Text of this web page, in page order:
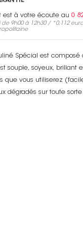
est à votre écoute au 0
de 9h00 à 12h30 / *0,112 euro
Spécial est composé
souple, soyeux, brillant
que vous utiliserez
dégradés sur toute